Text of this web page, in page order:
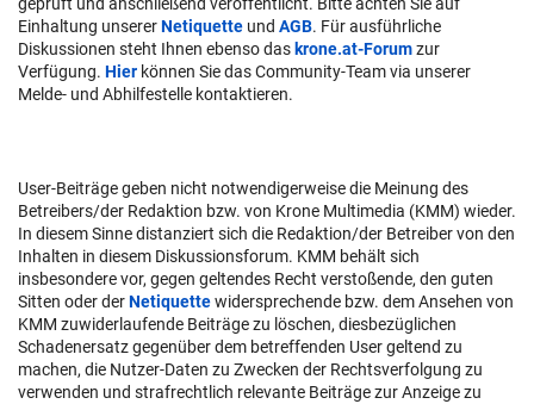
geprüft und anschließend veröffentlicht. Bitte achten Sie auf
Einhaltung unsererNetiquette und AGB. Für ausführliche
Diskussionen steht Ihnen ebenso das krone.at-Forumzur
Verfügung. Hier können Sie das Community-Team via unserer
Melde- und Abhilfestelle kontaktieren.
User-Beiträge geben nicht notwendigerweise die Meinung des
Betreibers/der Redaktion bzw. von Krone Multimedia (KMM) wieder.
In diesem Sinne distanziert sich die Redaktion/der Betreiber von den
Inhalten in diesem Diskussionsforum. KMM behält sich
insbesondere vor, gegen geltendes Recht verstoßende, den guten
Sitten oder derNetiquettewidersprechende bzw. dem Ansehen von
KMM zuwiderlaufende Beiträge zu löschen, diesbezüglichen
Schadenersatz gegenüber dem betreffenden User geltend zu
machen, die Nutzer-Daten zu Zwecken der Rechtsverfolgung zu
verwenden und strafrechtlich relevante Beiträge zur Anzeige zu